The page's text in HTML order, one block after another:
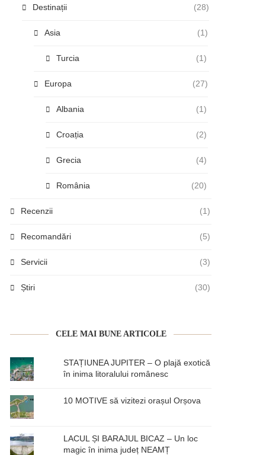
Destinații (28)
Asia (1)
Turcia (1)
Europa (27)
Albania (1)
Croația (2)
Grecia (4)
România (20)
Recenzii (1)
Recomandări (5)
Servicii (3)
Știri (30)
CELE MAI BUNE ARTICOLE
STAȚIUNEA JUPITER – O plajă exotică
în inima litoralului românesc
10 MOTIVE să vizitezi orașul Orșova
LACUL ȘI BARAJUL BICAZ – Un loc
magic în inima județ NEAMȚ